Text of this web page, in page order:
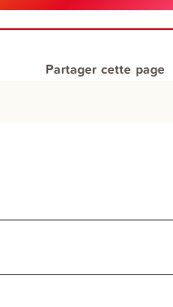
Partager cette page